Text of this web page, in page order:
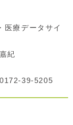
療データサイ
紀
39-5205